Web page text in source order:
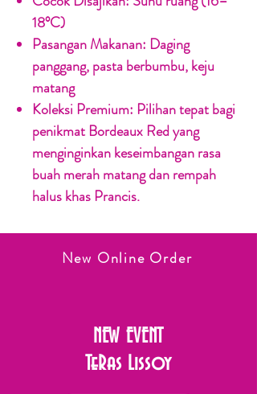
18°C)
Pasangan Makanan: Daging
panggang, pasta berbumbu, keju
matang
Koleksi Premium: Pilihan tepat bagi
penikmat Bordeaux Red yang
menginginkan keseimbangan rasa
buah merah matang dan rempah
halus khas Prancis.
New Online Order
NEW EVENT
TeRas Lissoy